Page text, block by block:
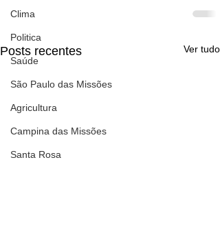
Clima
Politica
Saúde
São Paulo das Missões
Agricultura
Campina das Missões
Santa Rosa
Posts recentes Ver tudo